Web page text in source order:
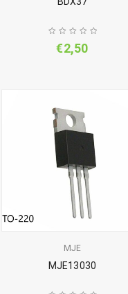
€2,50
MJE
MJE13030